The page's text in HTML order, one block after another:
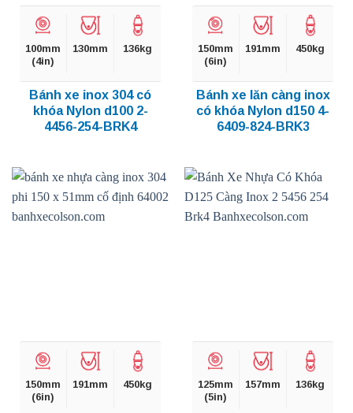
100mm
(4in)
130mm 136kg
Bánh xe inox 304 có
khóa Nylon d100 2-
4456-254-BRK4
150mm
(6in)
191mm 450kg
Bánh xe lăn càng inox
có khóa Nylon d150 4-
6409-824-BRK3
150mm
(6in)
191mm 450kg
125mm
(5in)
157mm 136kg